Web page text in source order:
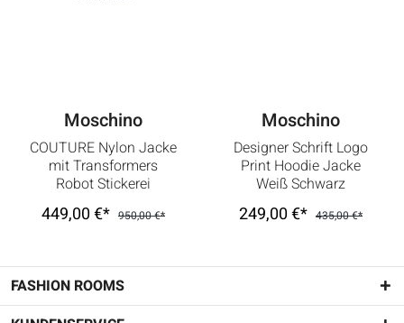
Moschino
COUTURE Nylon Jacke
mit Transformers
Robot Stickerei
Schwarz
449,00 €* 950,00 €*
Moschino
Designer Schrift Logo
Print Hoodie Jacke
Weiß Schwarz
249,00 €* 435,00 €*
FASHION ROOMS